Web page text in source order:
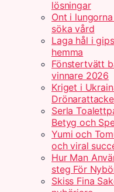
lösningar
Ont i
söka vård
Laga hål i
hemma
Fönstertvätt
vinnare 2026
Kriget i
Serla
Betyg och
Yumi och
och viral
Hur Man
steg För
Skiss Fina